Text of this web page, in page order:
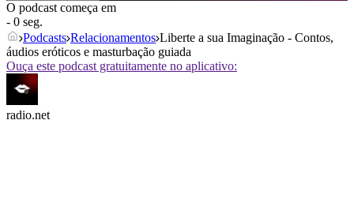
O podcast começa em
- 0 seg.
Podcasts Relacionamentos Liberte a sua Imaginação - Contos,
áudios eróticos e masturbação guiada
Ouça este podcast gratuitamente no aplicativo:
radio.net